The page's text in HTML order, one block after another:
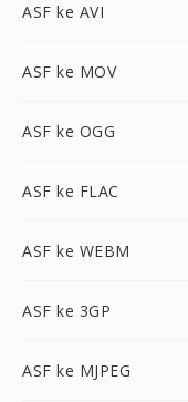
ASF ke AVI
ASF ke MOV
ASF ke OGG
ASF ke FLAC
ASF ke WEBM
ASF ke 3GP
ASF ke MJPEG